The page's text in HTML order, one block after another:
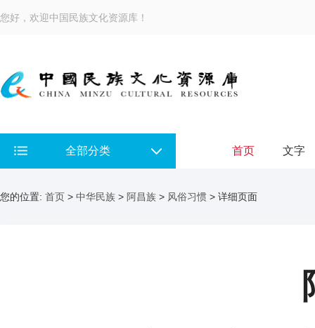
您好，欢迎中国民族文化资源库！
全部分类 首页 文字
您的位置: 首页 > 中华民族 > 阿昌族 > 风俗习惯 > 详细页面